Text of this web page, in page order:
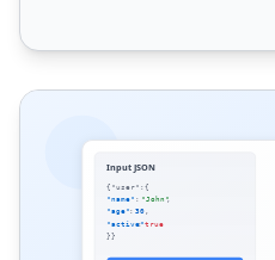
Formateur et Validateur